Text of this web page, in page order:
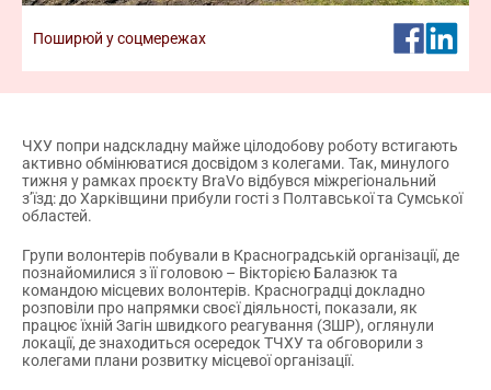
Поширюй у соцмережах
ЧХУ попри надскладну майже цілодобову роботу встигають
активно обмінюватися досвідом з колегами. Так, минулого
тижня у рамках проєкту BraVo відбувся міжрегіональний
з’їзд: до Харківщини прибули гості з Полтавської та Сумської
областей.
Групи волонтерів побували в Красноградській організації, де
познайомилися з її головою – Вікторією Балазюк та
командою місцевих волонтерів. Красноградці докладно
розповіли про напрямки своєї діяльності, показали, як
працює їхній Загін швидкого реагування (ЗШР), оглянули
локації, де знаходиться осередок ТЧХУ та обговорили з
колегами плани розвитку місцевої організації.
Дізнатися більше про волонтерство